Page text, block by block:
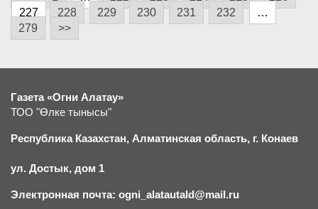
227
228 229 230 231 232
…
279
>>
Газета «Огни Алатау»
ТОО "Өлке тынысы"
Республика Казахстан, Алматинская область, г. Конаев
ул. Достык, дом 1
Электронная почта: ogni_alatautald@mail.ru